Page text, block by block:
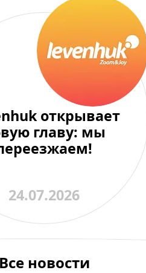
открывает
главу: мы
24.07.2026
Все новости